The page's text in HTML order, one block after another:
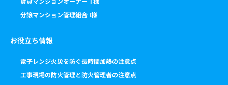
分譲マンション管理組合 I様
お役立ち情報
電子レンジ火災を防ぐ長時間加熱の注意点
工事現場の防火管理と防火管理者の注意点